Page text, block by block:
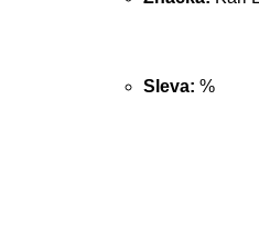
Sleva: %